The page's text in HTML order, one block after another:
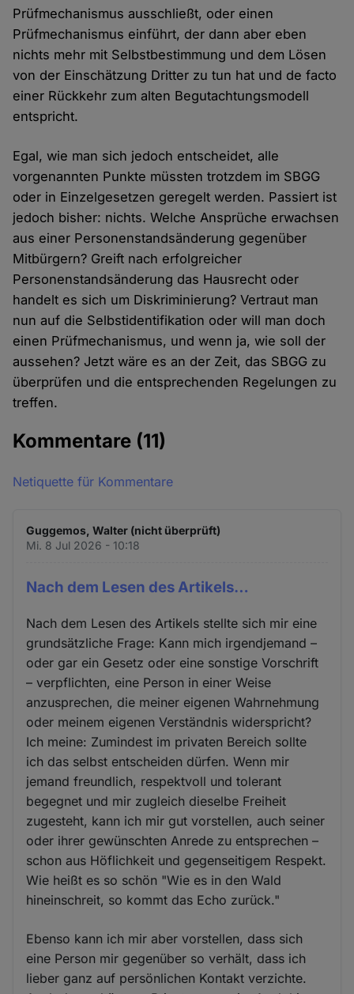
Prüfmechanismus ausschließt, oder einen
Prüfmechanismus einführt, der dann aber eben
nichts mehr mit Selbstbestimmung und dem Lösen
von der Einschätzung Dritter zu tun hat und de facto
einer Rückkehr zum alten Begutachtungsmodell
entspricht.
Egal, wie man sich jedoch entscheidet, alle
vorgenannten Punkte müssten trotzdem im SBGG
oder in Einzelgesetzen geregelt werden. Passiert ist
jedoch bisher: nichts. Welche Ansprüche erwachsen
aus einer Personenstandsänderung gegenüber
Mitbürgern? Greift nach erfolgreicher
Personenstandsänderung das Hausrecht oder
handelt es sich um Diskriminierung? Vertraut man
nun auf die Selbstidentifikation oder will man doch
einen Prüfmechanismus, und wenn ja, wie soll der
aussehen? Jetzt wäre es an der Zeit, das SBGG zu
überprüfen und die entsprechenden Regelungen zu
treffen.
Kommentare (11)
Netiquette für Kommentare
Guggemos, Walter (nicht überprüft)
Mi. 8 Jul 2026 - 10:18
Nach dem Lesen des Artikels…
Nach dem Lesen des Artikels stellte sich mir eine
grundsätzliche Frage: Kann mich irgendjemand –
oder gar ein Gesetz oder eine sonstige Vorschrift
– verpflichten, eine Person in einer Weise
anzusprechen, die meiner eigenen Wahrnehmung
oder meinem eigenen Verständnis widerspricht?
Ich meine: Zumindest im privaten Bereich sollte
ich das selbst entscheiden dürfen. Wenn mir
jemand freundlich, respektvoll und tolerant
begegnet und mir zugleich dieselbe Freiheit
zugesteht, kann ich mir gut vorstellen, auch seiner
oder ihrer gewünschten Anrede zu entsprechen –
schon aus Höflichkeit und gegenseitigem Respekt.
Wie heißt es so schön "Wie es in den Wald
hineinschreit, so kommt das Echo zurück."
Ebenso kann ich mir aber vorstellen, dass sich
eine Person mir gegenüber so verhält, dass ich
lieber ganz auf persönlichen Kontakt verzichte.